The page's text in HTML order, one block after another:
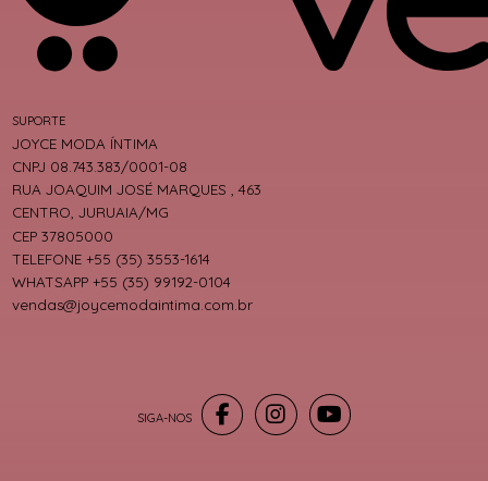
SUPORTE
JOYCE MODA ÍNTIMA
CNPJ 08.743.383/0001-08
RUA JOAQUIM JOSÉ MARQUES , 463
CENTRO, JURUAIA/MG
CEP 37805000
TELEFONE +55 (35) 3553-1614
WHATSAPP +55 (35) 99192-0104
vendas@joycemodaintima.com.br